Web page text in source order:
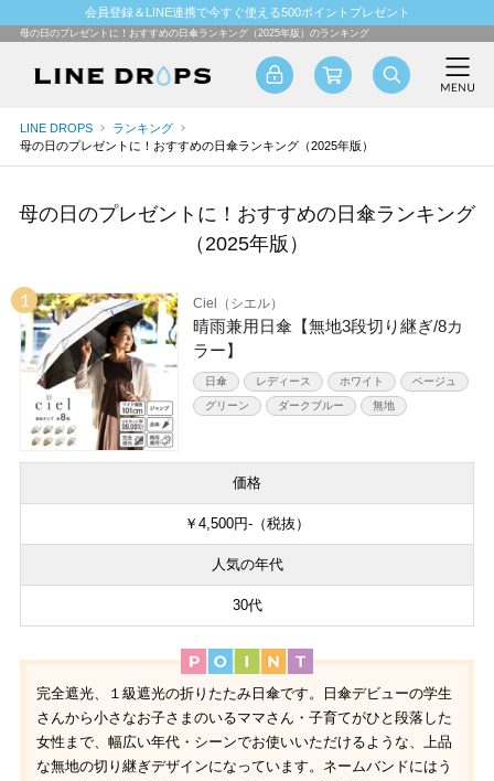
会員登録＆LINE連携で今すぐ使える500ポイントプレゼント
母の日のプレゼントに！おすすめの日傘ランキング（2025年版）のランキング
LINE DROPS
ランキング
母の日のプレゼントに！おすすめの日傘ランキング（2025年版）
母の日のプレゼントに！おすすめの日傘ランキング
（2025年版）
Ciel（シエル）
晴雨兼用日傘【無地3段切り継ぎ/8カ
ラー】
日傘 レディース ホワイト
ベージュ
グリーン
ダークブルー 無地
価格
￥4,500円-（税抜）
人気の年代
30代
完全遮光、１級遮光の折りたたみ日傘です。日傘デビューの学生
さんから小さなお子さまのいるママさん・子育てがひと段落した
女性まで、幅広い年代・シーンでお使いいただけるような、上品
な無地の切り継ぎデザインになっています。ネームバンドにはう